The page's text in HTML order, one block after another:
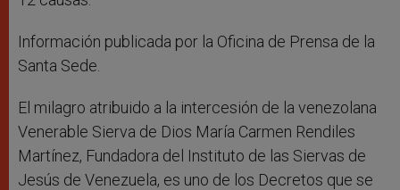
Información publicada por la Oficina de Prensa de la
Santa Sede.
El milagro atribuido a la intercesión de la venezolana
Venerable Sierva de Dios María Carmen Rendiles
Martínez, Fundadora del Instituto de las Siervas de
Jesús de Venezuela, es uno de los Decretos que se